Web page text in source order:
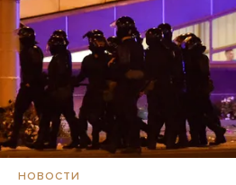
НОВОСТИ